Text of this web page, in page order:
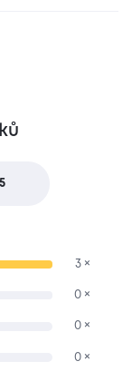
3 ×
0 ×
0 ×
0 ×